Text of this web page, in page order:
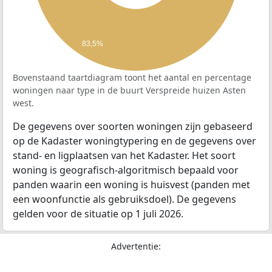
83,5%
Bovenstaand taartdiagram toont het aantal en percentage
woningen naar type in de buurt Verspreide huizen Asten
west.
De gegevens over soorten woningen zijn gebaseerd
op de Kadaster woningtypering en de gegevens over
stand- en ligplaatsen van het Kadaster. Het soort
woning is geografisch-algoritmisch bepaald voor
panden waarin een woning is huisvest (panden met
een woonfunctie als gebruiksdoel). De gegevens
gelden voor de situatie op 1 juli 2026.
Advertentie: